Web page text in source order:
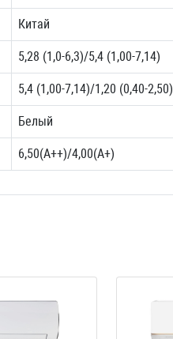
Китай
5,28 (1,0-6,3)/5,4 (1,00-7,14)
5,4 (1,00-7,14)/1,20 (0,40-2,50)
Белый
6,50(А++)/4,00(A+)